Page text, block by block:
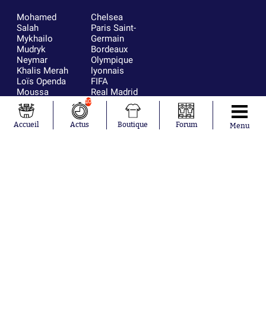
Mohamed
Salah
Mykhailo
Mudryk
Neymar
Khalis Merah
Loïs Openda
Moussa
Niakhaté
Nicolás
Tagliafico
Chelsea
Paris Saint-
Germain
Bordeaux
Olympique
lyonnais
FIFA
Real Madrid
RC Strasbourg
AC Milan
Accueil
10
Actus Boutique Forum Menu